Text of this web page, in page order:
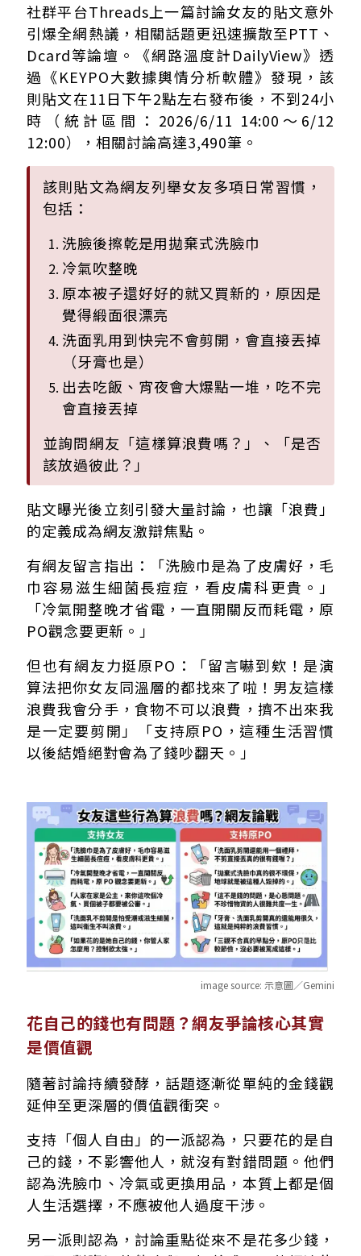
社群平台Threads上一篇討論女友的貼文意外
引爆全網熱議，相關話題更迅速擴散至PTT、
Dcard等論壇。《網路溫度計DailyView》透
過《KEYPO大數據輿情分析軟體》發現，該
則貼文在11日下午2點左右發布後，不到24小
時（統計區間：2026/6/11 14:00～6/12
12:00），相關討論高達3,490筆。
該則貼文為網友列舉女友多項日常習慣，
包括：
洗臉後擦乾是用拋棄式洗臉巾
冷氣吹整晚
原本被子還好好的就又買新的，原因是
覺得緞面很漂亮
洗面乳用到快完不會剪開，會直接丟掉
（牙膏也是）
出去吃飯、宵夜會大爆點一堆，吃不完
會直接丟掉
並詢問網友「這樣算浪費嗎？」、「是否
該放過彼此？」
貼文曝光後立刻引發大量討論，也讓「浪費」
的定義成為網友激辯焦點。
有網友留言指出：「洗臉巾是為了皮膚好，毛
巾容易滋生細菌長痘痘，看皮膚科更貴。」
「冷氣開整晚才省電，一直開關反而耗電，原
PO觀念要更新。」
但也有網友力挺原PO：「留言嚇到欸！是演
算法把你女友同溫層的都找來了啦！男友這樣
浪費我會分手，食物不可以浪費，擠不出來我
是一定要剪開」「支持原PO，這種生活習慣
以後結婚絕對會為了錢吵翻天。」
image source: 示意圖／Gemini
花自己的錢也有問題？網友爭論核心其實
是價值觀
隨著討論持續發酵，話題逐漸從單純的金錢觀
延伸至更深層的價值觀衝突。
支持「個人自由」的一派認為，只要花的是自
己的錢，不影響他人，就沒有對錯問題。他們
認為洗臉巾、冷氣或更換用品，本質上都是個
人生活選擇，不應被他人過度干涉。
另一派則認為，討論重點從來不是花多少錢，